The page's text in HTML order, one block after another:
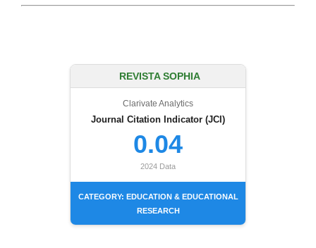
REVISTA SOPHIA
Clarivate Analytics
Journal Citation Indicator (JCI)
0.04
2024 Data
CATEGORY: EDUCATION & EDUCATIONAL
RESEARCH